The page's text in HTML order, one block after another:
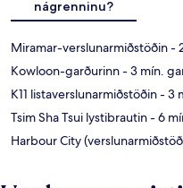
nágrenninu?
Miramar-verslunarmiðstöðin-
Kowloon-garðurinn- 3 mín.
K11 listaverslunarmiðstöðin- 3
Tsim Sha Tsui lystibrautin- 6
Harbour City